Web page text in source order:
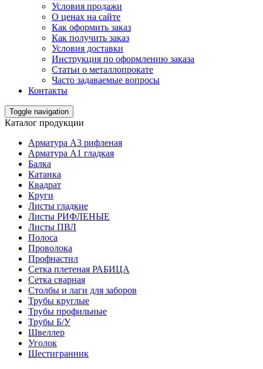
Условия продажи
О ценах на сайте
Как оформить заказ
Как получить заказ
Условия доставки
Инструкция по оформлению заказа
Статьи о металлопрокате
Часто задаваемые вопросы
Контакты
Toggle navigation
Каталог продукции
Арматура А3 рифленая
Арматура А1 гладкая
Балка
Катанка
Квадрат
Круги
Листы гладкие
Листы РИФЛЕНЫЕ
Листы ПВЛ
Полоса
Проволока
Профнастил
Сетка плетеная РАБИЦА
Сетка сварная
Столбы и лаги для заборов
Трубы круглые
Трубы профильные
Трубы Б/У
Швеллер
Уголок
Шестигранник